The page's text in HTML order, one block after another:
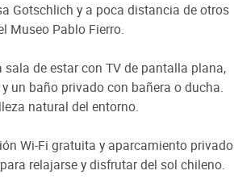
Gotschlich y a poca distancia de otros
Museo Pablo Fierro.
de estar con TV de pantalla plana,
un baño privado con bañera o ducha.
natural del entorno.
Wi-Fi gratuita y aparcamiento privado
relajarse y disfrutar del sol chileno.